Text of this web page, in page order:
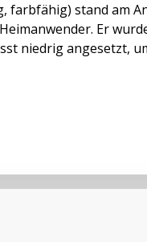
farbfähig) stand am
Er
niedrig angesetzt,